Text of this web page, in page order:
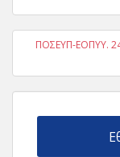
ΠΟΣΕΥΠ-ΕΟΠΥΥ.